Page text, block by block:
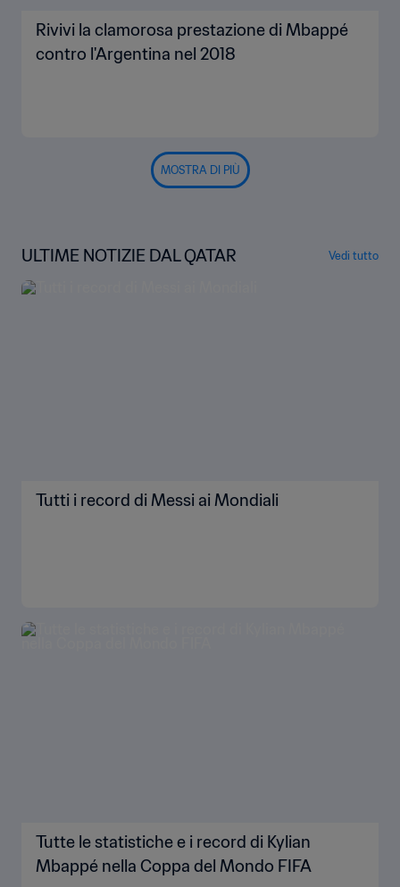
Rivivi la clamorosa prestazione di Mbappé
contro l'Argentina nel 2018
MOSTRA DI PIÙ
ULTIME NOTIZIE DAL QATAR Vedi tutto
Tutti i record di Messi ai Mondiali
Tutte le statistiche e i record di Kylian
Mbappé nella Coppa del Mondo FIFA